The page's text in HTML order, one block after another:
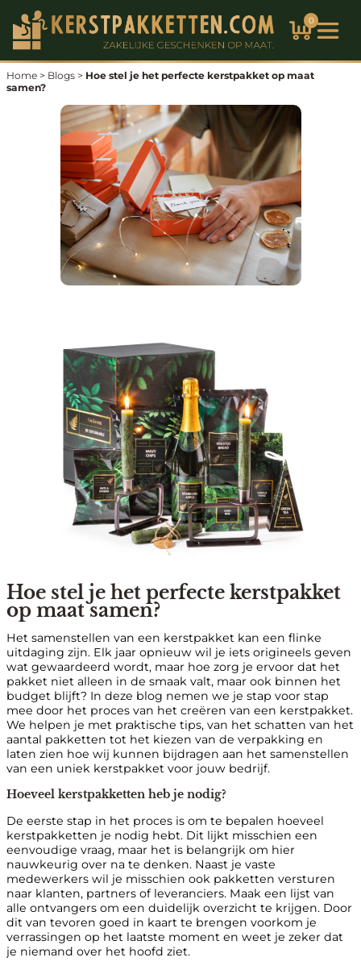
naar
de
0
Home > Blogs > Hoe stel je het perfecte kerstpakket op maat
samen?
Hoe stel je het perfecte kerstpakket
op maat samen?
Het samenstellen van een kerstpakket kan een flinke
uitdaging zijn. Elk jaar opnieuw wil je iets origineels geven
wat gewaardeerd wordt, maar hoe zorg je ervoor dat het
pakket niet alleen in de smaak valt, maar ook binnen het
budget blijft? In deze blog nemen we je stap voor stap
mee door het proces van het creëren van een kerstpakket.
We helpen je met praktische tips, van het schatten van het
aantal pakketten tot het kiezen van de verpakking en
laten zien hoe wij kunnen bijdragen aan het samenstellen
van een uniek kerstpakket voor jouw bedrijf.
Hoeveel kerstpakketten heb je nodig?
De eerste stap in het proces is om te bepalen hoeveel
kerstpakketten je nodig hebt. Dit lijkt misschien een
eenvoudige vraag, maar het is belangrijk om hier
nauwkeurig over na te denken. Naast je vaste
medewerkers wil je misschien ook pakketten versturen
naar klanten, partners of leveranciers. Maak een lijst van
alle ontvangers om een duidelijk overzicht te krijgen. Door
dit van tevoren goed in kaart te brengen voorkom je
verrassingen op het laatste moment en weet je zeker dat
je niemand over het hoofd ziet.